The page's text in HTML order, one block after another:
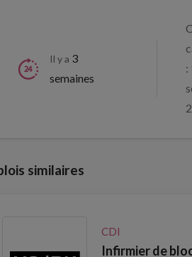
Il y a 3
semaines
:
similaires
CDI
Infirmier de